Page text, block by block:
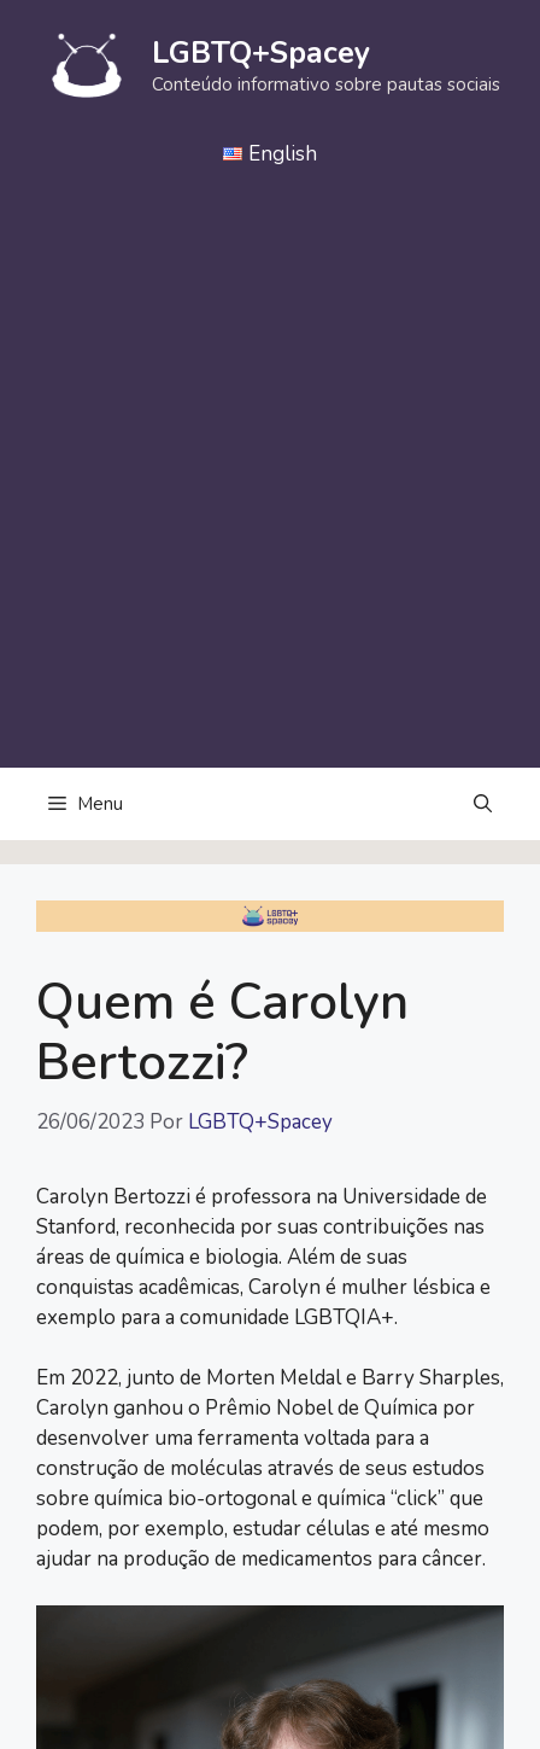
conteúdo
LGBTQ+Spacey
Conteúdo informativo sobre pautas sociais
English
Menu
Quem é Carolyn
Bertozzi?
26/06/2023 Por LGBTQ+Spacey
Carolyn Bertozzi é professora na Universidade de
Stanford, reconhecida por suas contribuições nas
áreas de química e biologia. Além de suas
conquistas acadêmicas, Carolyn é mulher lésbica e
exemplo para a comunidade LGBTQIA+.
Em 2022, junto de Morten Meldal e Barry Sharples,
Carolyn ganhou o Prêmio Nobel de Química por
desenvolver uma ferramenta voltada para a
construção de moléculas através de seus estudos
sobre química bio-ortogonal e química “click” que
podem, por exemplo, estudar células e até mesmo
ajudar na produção de medicamentos para câncer.